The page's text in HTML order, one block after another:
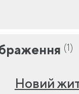
(1)
Новий